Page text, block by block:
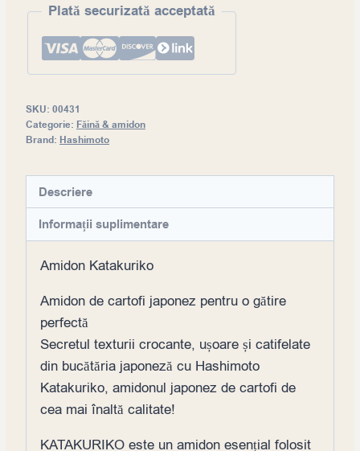
Plată securizată acceptată
SKU: 00431
Categorie: Făină & amidon
Brand: Hashimoto
Descriere
Informații suplimentare
Amidon Katakuriko
Amidon de cartofi japonez pentru o gătire
perfectă
Secretul texturii crocante, ușoare și catifelate
din bucătăria japoneză cu Hashimoto
Katakuriko, amidonul japonez de cartofi de
cea mai înaltă calitate!
KATAKURIKO este un amidon esențial folosit